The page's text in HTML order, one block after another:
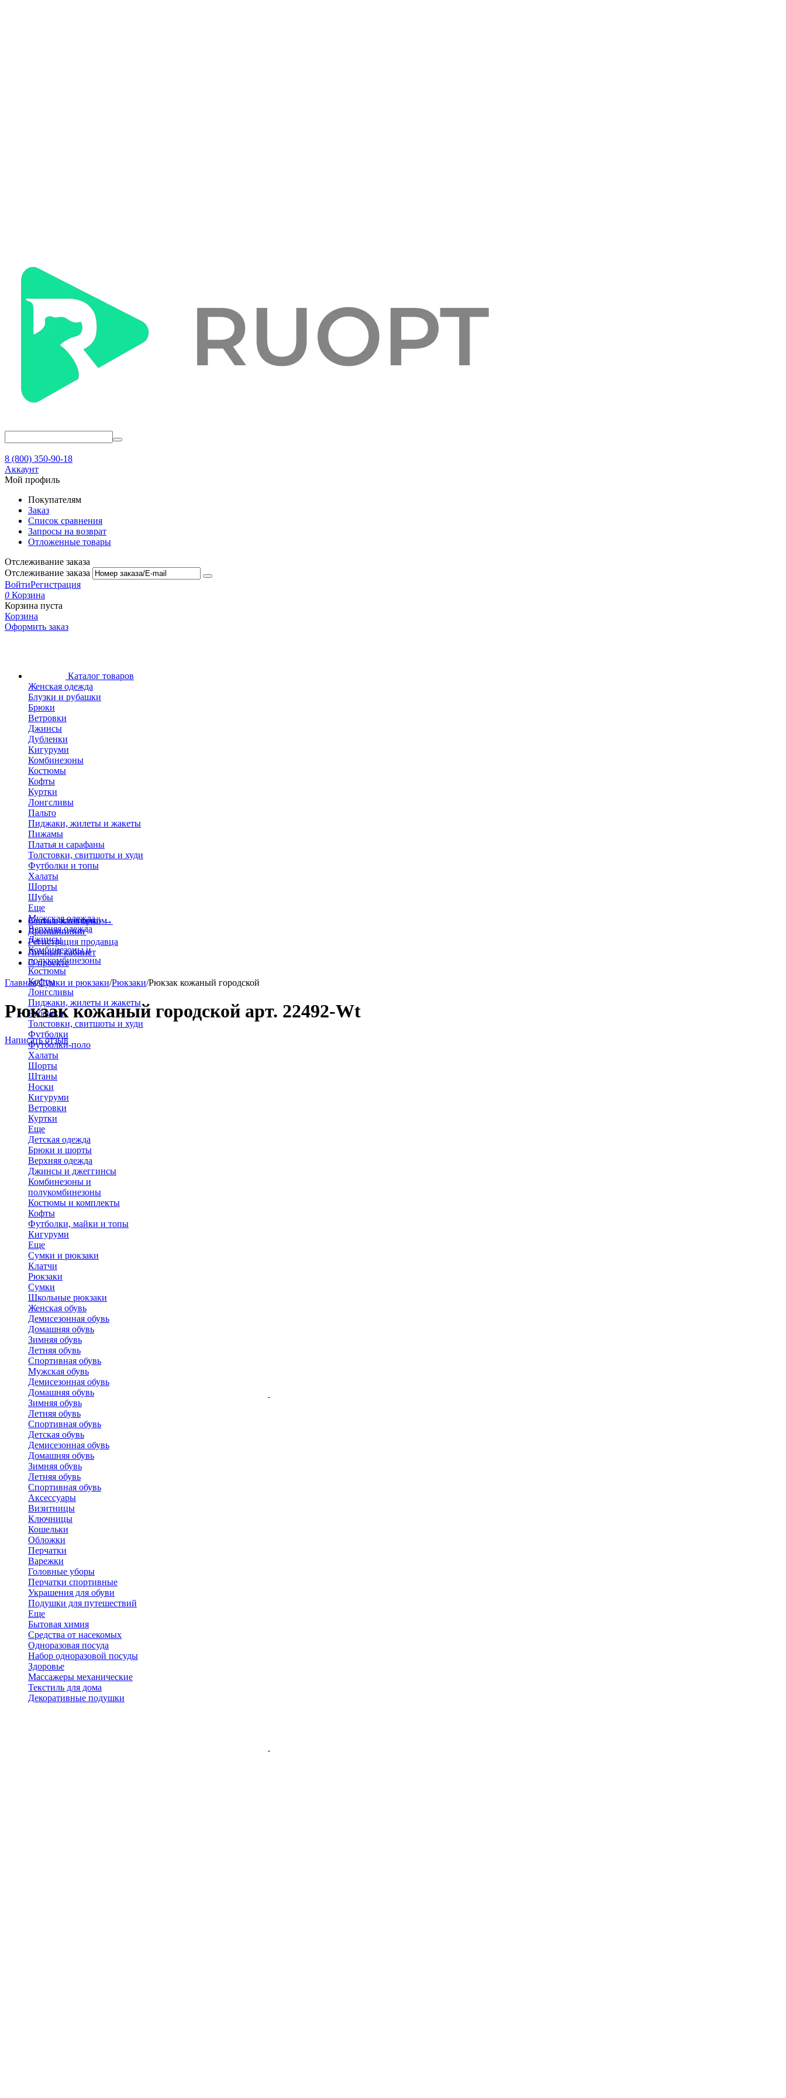
8 (800) 350-90-18
Аккаунт
Мой профиль
Покупателям
Заказ
Список сравнения
Запросы на возврат
Отложенные товары
Отслеживание заказа
Отслеживание заказа
ВойтиРегистрация
0 Корзина
Корзина пуста
Корзина
Оформить заказ
Каталог товаров
Женская одежда
Блузки и рубашки
Брюки
Ветровки
Джинсы
Дубленки
Кигуруми
Комбинезоны
Костюмы
Кофты
Куртки
Лонгсливы
Пальто
Пиджаки, жилеты и жакеты
Пижамы
Платья и сарафаны
Толстовки, свитшоты и худи
Футболки и топы
Халаты
Шорты
Шубы
Еще
Мужская одежда
Верхняя одежда
Джинсы
Комбинезоны и
полукомбинезоны
Костюмы
Кофты
Лонгсливы
Пиджаки, жилеты и жакеты
Рубашки
Толстовки, свитшоты и худи
Футболки
Футболки-поло
Халаты
Шорты
Штаны
Носки
Кигуруми
Ветровки
Куртки
Еще
Детская одежда
Брюки и шорты
Верхняя одежда
Джинсы и джеггинсы
Комбинезоны и
полукомбинезоны
Костюмы и комплекты
Кофты
Футболки, майки и топы
Кигуруми
Еще
Сумки и рюкзаки
Клатчи
Рюкзаки
Сумки
Школьные рюкзаки
Женская обувь
Демисезонная обувь
Домашняя обувь
Зимняя обувь
Летняя обувь
Спортивная обувь
Мужская обувь
Демисезонная обувь
Домашняя обувь
Зимняя обувь
Летняя обувь
Спортивная обувь
Детская обувь
Демисезонная обувь
Домашняя обувь
Зимняя обувь
Летняя обувь
Спортивная обувь
Аксессуары
Визитницы
Ключницы
Кошельки
Обложки
Перчатки
Варежки
Головные уборы
Перчатки спортивные
Украшения для обуви
Подушки для путешествий
Еще
Бытовая химия
Средства от насекомых
Одноразовая посуда
Набор одноразовой посуды
Здоровье
Массажеры механические
Текстиль для дома
Декоративные подушки
Больше категорий→
Стать поставщиком
Дропшиппинг
Регистрация продавца
Личный кабинет
О проекте
Главная/Сумки и рюкзаки/Рюкзаки/Рюкзак кожаный городской
Рюкзак кожаный городской арт. 22492-Wt
Написать отзыв